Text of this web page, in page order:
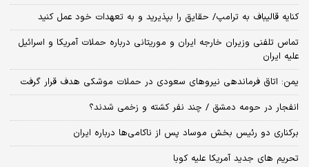
کنایه قالیباف به ترامپ/ حقایق را بپذیرید و به تعهدات خود عمل کنید
تماس تلفنی وزیران خارجه ایران و موریتانی درباره حملات آمریکا و اسرائیل
علیه ایران
یمن: اتاق فرماندهی نیروهای سعودی در حملات موشکی هدف قرار گرفت
انفجار در حومه دمشق / چند نفر کشته و زخمی شدند؟
برکناری دو رئیس بخش موساد پس از ناکامی‌ها درباره ایران
تحریم های جدید آمریکا علیه کوبا